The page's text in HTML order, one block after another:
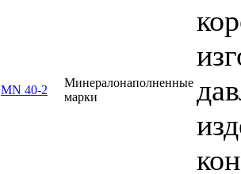
MN 40-2
Минералонаполненные
марки